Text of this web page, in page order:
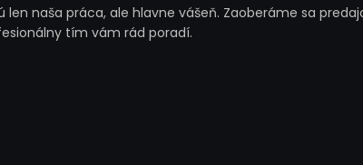
naša práca, ale hlavne vášeň. Zaoberáme sa
tím vám rád poradí.